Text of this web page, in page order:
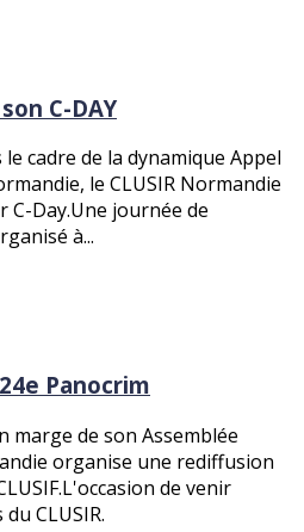
C-DAY
cadre de la dynamique Appel
le CLUSIR Normandie
C-Day.Une journée de
à...
Panocrim
marge de son Assemblée
organise une rediffusion
de venir
CLUSIR.